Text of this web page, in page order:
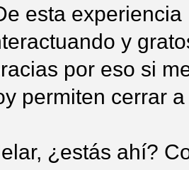
esta
y
por eso si
permiten cerrar
¿estás ahí?